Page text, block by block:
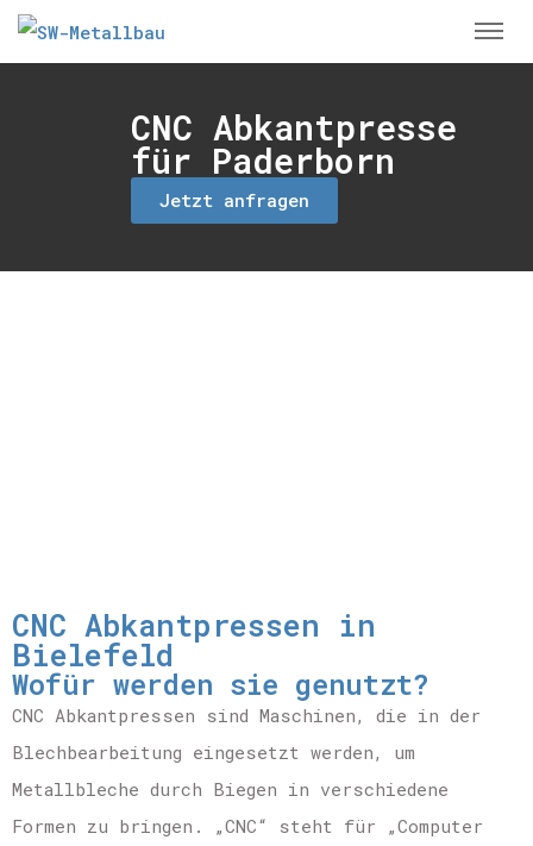
CNC Abkantpresse
für Paderborn
Jetzt anfragen
CNC Abkantpressen in
Bielefeld
Wofür werden sie genutzt?
CNC Abkantpressen sind Maschinen, die in der
Blechbearbeitung eingesetzt werden, um
Metallbleche durch Biegen in verschiedene
Formen zu bringen. „CNC“ steht für „Computer